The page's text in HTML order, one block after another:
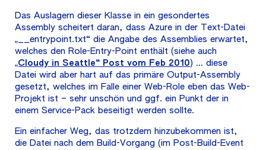
Das Auslagern dieser Klasse in ein gesondertes
Assembly scheitert daran, dass Azure in der Text-Datei
„__entrypoint.txt“ die Angabe des Assemblies erwartet,
welches den Role-Entry-Point enthält (siehe auch
„Cloudy in Seattle“ Post vom Feb 2010) … diese
Datei wird aber hart auf das primäre Output-Assembly
gesetzt, welches im Falle einer Web-Role eben das Web-
Projekt ist – sehr unschön und ggf. ein Punkt der in
einem Service-Pack beseitigt werden sollte.
Ein einfacher Weg, das trotzdem hinzubekommen ist,
die Datei nach dem Build-Vorgang (im Post-Build-Event